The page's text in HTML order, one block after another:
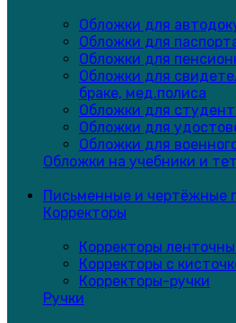
Обложки для
Обложки для
Обложки для
Обложки для
браке, мед.полиса
Обложки для
Обложки для
Обложки для
Обложки на учебники и
Письменные и чертёжные
Корректоры
Корректоры
Корректоры с
Корректоры-ручки
Ручки